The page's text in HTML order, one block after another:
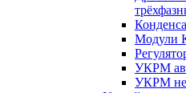
Модули
УКРМ
УКРМ